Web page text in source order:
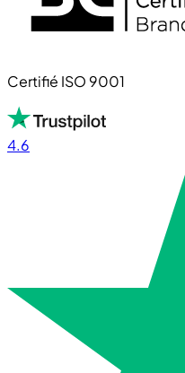
Certifié ISO 9001
4.6